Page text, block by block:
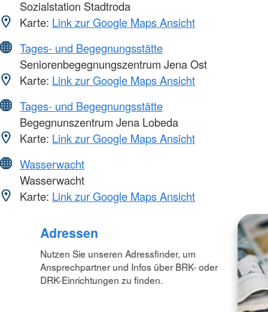
Sozialstation Stadtroda
Karte: Link zur Google Maps Ansicht
Tages- und Begegnungsstätte
Seniorenbegegnungszentrum Jena Ost
Karte: Link zur Google Maps Ansicht
Tages- und Begegnungsstätte
Begegnunszentrum Jena Lobeda
Karte: Link zur Google Maps Ansicht
Wasserwacht
Wasserwacht
Karte: Link zur Google Maps Ansicht
Adressen
Nutzen Sie unseren Adressfinder, um
Ansprechpartner und Infos über BRK- oder
DRK-Einrichtungen zu finden.